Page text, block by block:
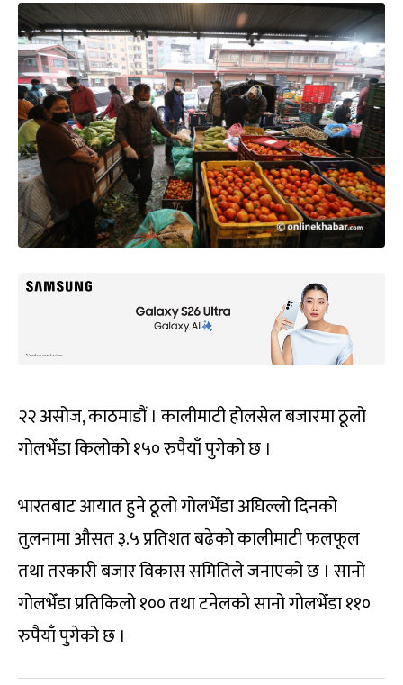
२२ असोज, काठमाडौं । कालीमाटी होलसेल बजारमा ठूलो
गोलभेँडा किलोको १५० रुपैयाँ पुगेको छ ।
भारतबाट आयात हुने ठूलो गोलभेँडा अघिल्लो दिनको
तुलनामा औसत ३.५ प्रतिशत बढेको कालीमाटी फलफूल
तथा तरकारी बजार विकास समितिले जनाएको छ । सानो
गोलभेँडा प्रतिकिलो १०० तथा टनेलको सानो गोलभेँडा ११०
रुपैयाँ पुगेको छ ।